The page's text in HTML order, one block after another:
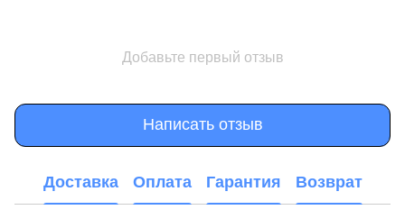
Добавьте первый отзыв
Написать отзыв
Доставка Оплата Гарантия Возврат